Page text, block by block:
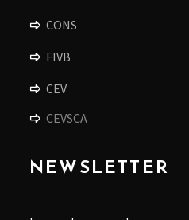
CONS
FIVB
CEV
CEVSCA
NEWSLETTER